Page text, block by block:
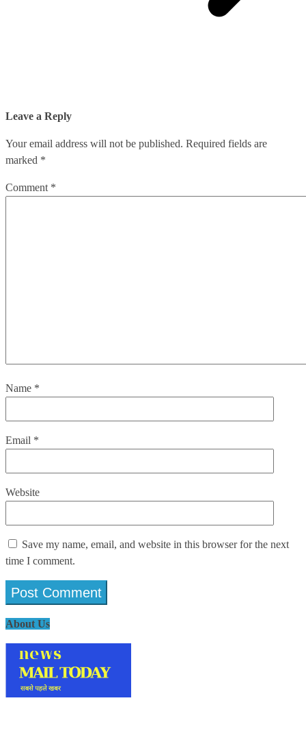
Leave a Reply
Your email address will not be published. Required fields are
marked *
Comment *
Name *
Email *
Website
Save my name, email, and website in this browser for the next
time I comment.
About Us